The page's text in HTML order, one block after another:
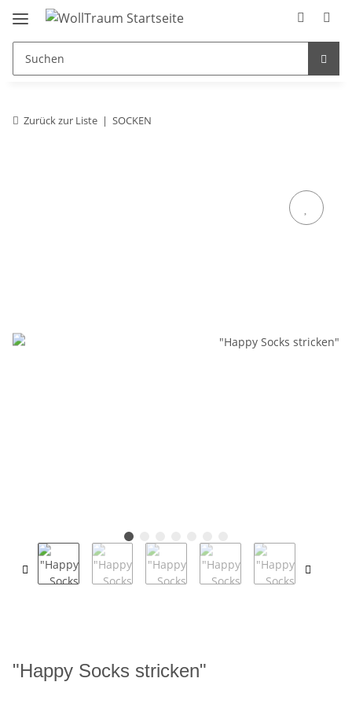
Zurück zur Liste SOCKEN
"Happy Socks stricken"